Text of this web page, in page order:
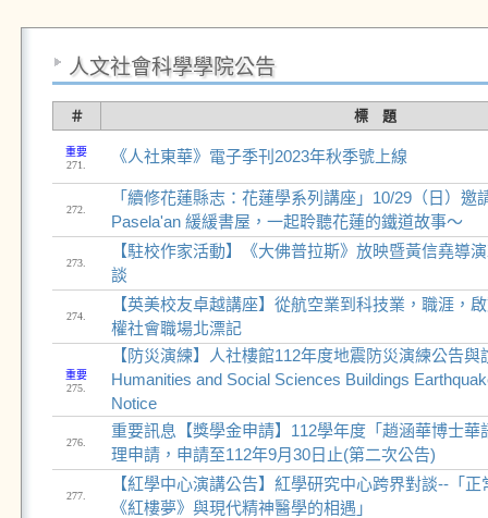
人文社會科學學院公告
＃ 標 題
重要
271.
《人社東華》電子季刊2023年秋季號上線
272.
「續修花蓮縣志：花蓮學系列講座」10/29（日）邀
Pasela'an 緩緩書屋，一起聆聽花蓮的鐵道故事～
273.
【駐校作家活動】《大佛普拉斯》放映暨黃信堯導
談
274.
【英美校友卓越講座】從航空業到科技業，職涯，
權社會職場北漂記
重要
275.
【防災演練】人社樓館112年度地震防災演練公告與
Humanities and Social Sciences Buildings
Notice
276.
重要訊息【獎學金申請】112學年度「趙涵華博士華
理申請，申請至112年9月30日止(第二次公告)
277.
【紅學中心演講公告】紅學研究中心跨界對談--「
《紅樓夢》與現代精神醫學的相遇」